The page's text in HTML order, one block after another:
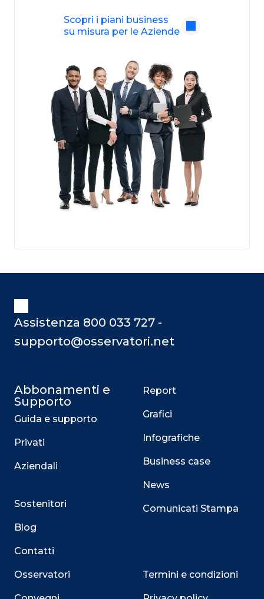
Scopri i piani business
su misura per le Aziende
Assistenza 800 033 727 -
supporto@osservatori.net
Abbonamenti e
Supporto
Guida e supporto
Privati
Aziendali
Sostenitori
Blog
Contatti
Osservatori
Report
Grafici
Infografiche
Business case
News
Comunicati Stampa
Termini e condizioni